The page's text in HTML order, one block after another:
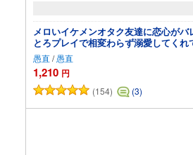
メロいイケメンオタク友達に恋心が
とろプレイで相変わらず溺愛してくれ
愚直/愚直
1,210 円
(154) (3)